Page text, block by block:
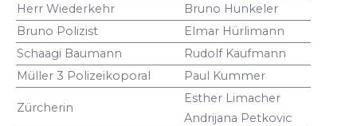
Herr Wiederkehr
Bruno Hunkeler
Bruno Polizist
Elmar Hürlimann
Schaagi Baumann
Rudolf Kaufmann
Müller 3 Polizeikoporal
Paul Kummer
Zürcherin
Esther Limacher
Andrijana Petkovic